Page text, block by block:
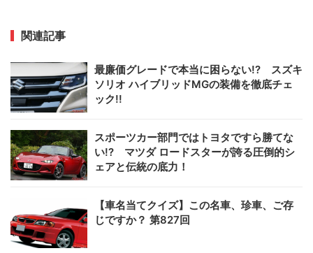
関連記事
最廉価グレードで本当に困らない!? スズキ
ソリオ ハイブリッドMGの装備を徹底チェ
ック!!
スポーツカー部門ではトヨタですら勝てな
い!? マツダ ロードスターが誇る圧倒的シ
ェアと伝統の底力！
【車名当てクイズ】この名車、珍車、ご存
じですか？ 第827回